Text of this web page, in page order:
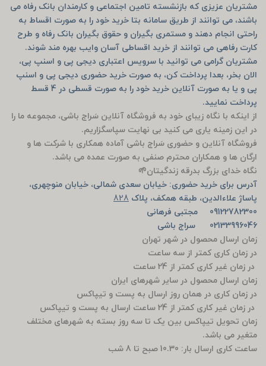
مشتریان عزیزی که بازنشسته تامین اجتماعی و کارمندان بانک رفاه می
باشند، می توانند از طریق سامانه بتا خرید خود را به صورت اقساط به
راحتی انجام دهند و مستمری بگیران و حقوق بگیران بانک رفاه و طرح
کارت رفاهی می توانند از خرید اقساطی آسان وایب بهره مند شوند.
مشتریان گرامی می توانید با سرویس اعتباری دیجی پی و اسنپ پی،
الان بخر، بعدا پرداخت کن، به صورت خرید حضوری دیجی پی و اسنپ
پی و یا به صورت آنلاین خرید خود را به صورت قسطی در 4 قسط
پرداخت نمایید.
از اینکه با نگاه زیبای خود به فروشگاه آنلاین سَراج باشی، مجموعه ما را
در این زمینه یاری می کنید بی نهایت سپاسگزاریم.
فروشگاه آنلاین و حضوری سَراج باشی آماده همکاری با شرکت ها و
ارگان ها و همکاران محترم صنفی به صورت عمده می باشد.
نگاه خدای بزرگ بدرقه زندگیتان🌱
آدرس برای خرید حضوری: خیابان سعدی شمالی، خیابان منوچهری،
پاساژ علاءالدین، طبقه همکف، پلاک 828
09122782300 مجتبی فرهانی
02133996046 سراج باشی
زمان ارسال محصول در شهر تهران
در زمان کاری کمتر از سه ساعت
در زمان غیر کاری کمتر از 24 ساعت
زمان ارسال محصول در سایر شهرهای ایران
در زمان کاری در همان روز ارسال به پست و تیپاکس
در زمان غیر کاری کمتر از 24 ساعت ارسال به پست و تیپاکس
زمان تحویل تیپاکس بین یک تا سه روز بسته به شهرهای مختلف
متغیر می باشد.
ساعت کاری ارسال بار: 10.30 صبح تا 8 شب